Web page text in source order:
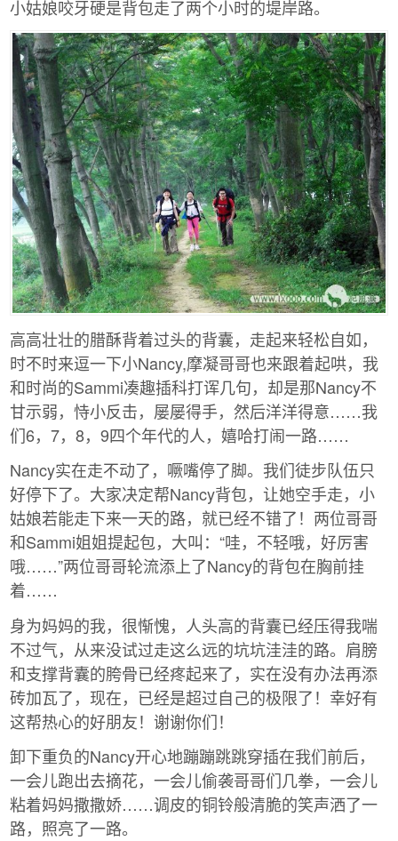
小姑娘咬牙硬是背包走了两个小时的堤岸路。
高高壮壮的腊酥背着过头的背囊，走起来轻松自如，
时不时来逗一下小Nancy,摩凝哥哥也来跟着起哄，我
和时尚的Sammi凑趣插科打诨几句，却是那Nancy不
甘示弱，恃小反击，屡屡得手，然后洋洋得意……我
们6，7，8，9四个年代的人，嬉哈打闹一路……
Nancy实在走不动了，噘嘴停了脚。我们徒步队伍只
好停下了。大家决定帮Nancy背包，让她空手走，小
姑娘若能走下来一天的路，就已经不错了！两位哥哥
和Sammi姐姐提起包，大叫：“哇，不轻哦，好厉害
哦……”两位哥哥轮流添上了Nancy的背包在胸前挂
着……
身为妈妈的我，很惭愧，人头高的背囊已经压得我喘
不过气，从来没试过走这么远的坑坑洼洼的路。肩膀
和支撑背囊的胯骨已经疼起来了，实在没有办法再添
砖加瓦了，现在，已经是超过自己的极限了！幸好有
这帮热心的好朋友！谢谢你们！
卸下重负的Nancy开心地蹦蹦跳跳穿插在我们前后，
一会儿跑出去摘花，一会儿偷袭哥哥们几拳，一会儿
粘着妈妈撒撒娇……调皮的铜铃般清脆的笑声洒了一
路，照亮了一路。